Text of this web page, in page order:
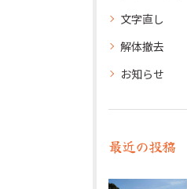
文字直し
解体撤去
お知らせ
最近の投稿